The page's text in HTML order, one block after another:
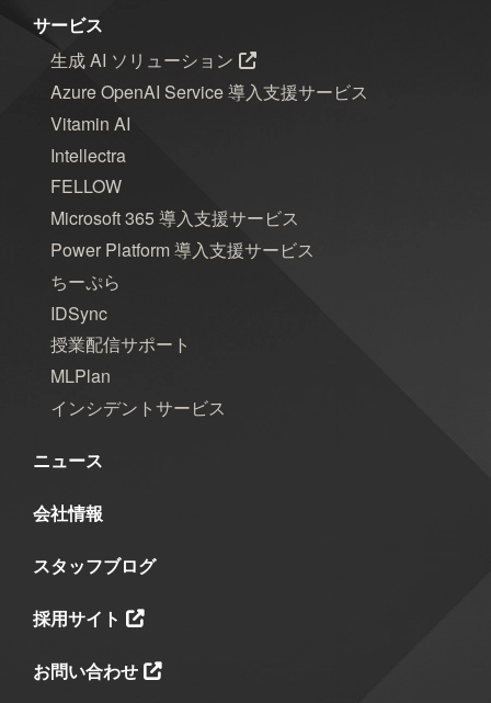
サービス
生成 AI ソリューション
Azure OpenAI Service 導入支援サービス
Vitamin AI
Intellectra
FELLOW
Microsoft 365 導入支援サービス
Power Platform 導入支援サービス
ちーぷら
IDSync
授業配信サポート
MLPlan
インシデントサービス
ニュース
会社情報
スタッフブログ
採用サイト
お問い合わせ